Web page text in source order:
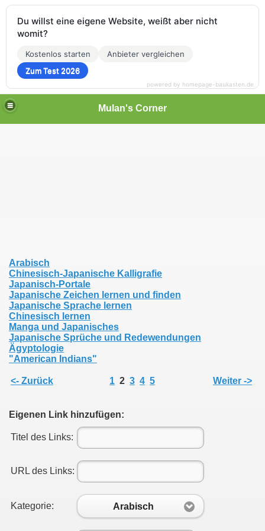
Mulan's Corner
Arabisch
Chinesisch-Japanische Kalligrafie
Japanisch-Portale
Japanische Zeichen lernen und finden
Japanische Sprache lernen
Chinesisch lernen
Manga und Japanisches
Japanische Sprüche und Redewendungen
Ägyptologie
"American Indians"
<- Zurück 1 2 3 4 5 Weiter ->
Eigenen Link hinzufügen:
Titel des Links:
URL des Links:
Kategorie: Arabisch
der Schweriner Seniorenakademie
Du willst eine eigene Website, weißt aber nicht
womit?
Kostenlos starten
Anbieter vergleichen
Zum Test 2026
powered by homepage-baukasten.de